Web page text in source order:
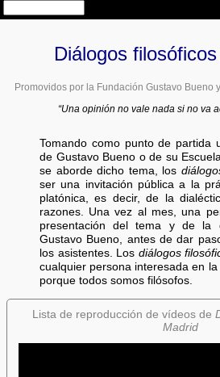
Diálogos
Promovidos por la Fundación Gustavo Bueno y
“Una opinión no vale nada si no va
Tomando como punto de partida
de Gustavo Bueno o de su
se aborde dicho tema, los
ser una invitación pública a la
platónica, es decir, de la
razones. Una vez al mes, una
presentación del tema y de la
Gustavo Bueno, antes de dar
los asistentes. Los diálogos
cualquier persona interesada en
porque todos somos filósofos.
Lista de reproducción de vídeos de
Madrid